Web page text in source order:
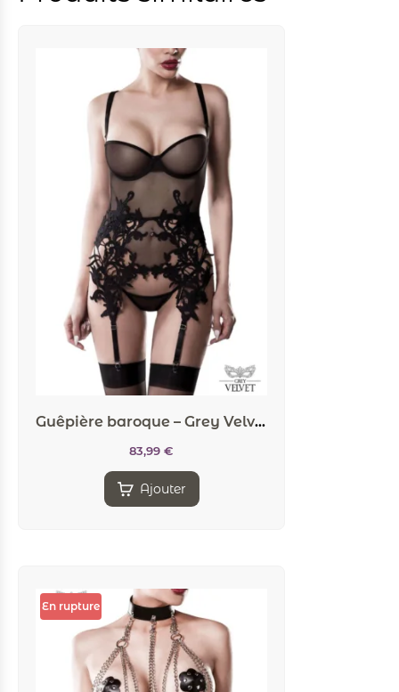
Guêpière baroque – Grey Velvet
83,99 €
Ajouter
En rupture